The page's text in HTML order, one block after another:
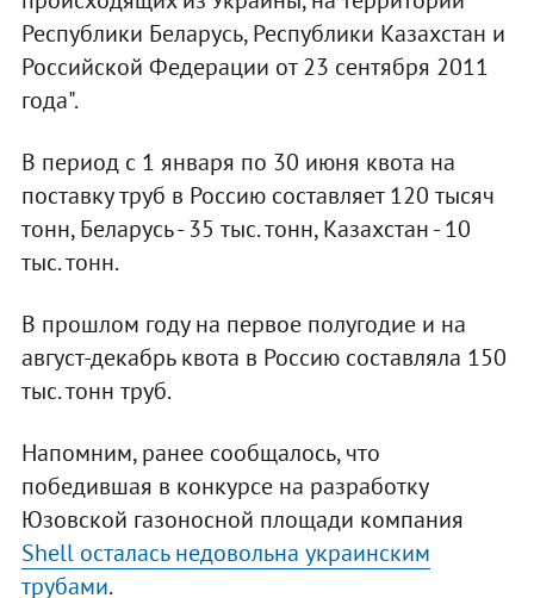
Республики Беларусь, Республики Казахстан и
Российской Федерации от 23 сентября 2011
года".
В период с 1 января по 30 июня квота на
поставку труб в Россию составляет 120 тысяч
тонн, Беларусь - 35 тыс. тонн, Казахстан - 10
тыс. тонн.
В прошлом году на первое полугодие и на
август-декабрь квота в Россию составляла 150
тыс. тонн труб.
Напомним, ранее сообщалось, что
победившая в конкурсе на разработку
Юзовской газоносной площади компания
Shell осталась недовольна украинским
трубами.